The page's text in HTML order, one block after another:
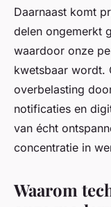
Daarnaast komt
delen ongemerkt
waardoor onze
kwetsbaar wordt.
overbelasting
notificaties en
van écht
concentratie in
Waarom